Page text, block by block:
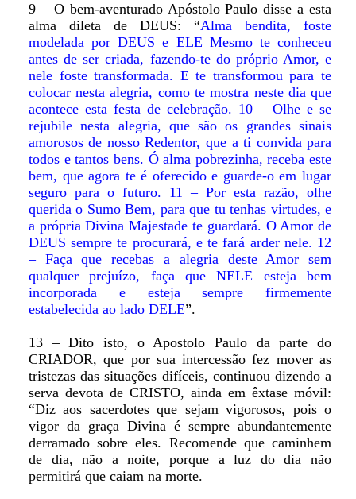
9 – O bem-aventurado Apóstolo Paulo disse a esta
alma dileta de DEUS: “Alma bendita, foste
modelada por DEUS e ELE Mesmo te conheceu
antes de ser criada, fazendo-te do próprio Amor, e
nele foste transformada. E te transformou para te
colocar nesta alegria, como te mostra neste dia que
acontece esta festa de celebração. 10 – Olhe e se
rejubile nesta alegria, que são os grandes sinais
amorosos de nosso Redentor, que a ti convida para
todos e tantos bens. Ó alma pobrezinha, receba este
bem, que agora te é oferecido e guarde-o em lugar
seguro para o futuro. 11 – Por esta razão, olhe
querida o Sumo Bem, para que tu tenhas virtudes, e
a própria Divina Majestade te guardará. O Amor de
DEUS sempre te procurará, e te fará arder nele. 12
– Faça que recebas a alegria deste Amor sem
qualquer prejuízo, faça que NELE esteja bem
incorporada e esteja sempre firmemente
estabelecida ao lado DELE”.
13 – Dito isto, o Apostolo Paulo da parte do
CRIADOR, que por sua intercessão fez mover as
tristezas das situações difíceis, continuou dizendo a
serva devota de CRISTO, ainda em êxtase móvil:
“Diz aos sacerdotes que sejam vigorosos, pois o
vigor da graça Divina é sempre abundantemente
derramado sobre eles. Recomende que caminhem
de dia, não a noite, porque a luz do dia não
permitirá que caiam na morte.